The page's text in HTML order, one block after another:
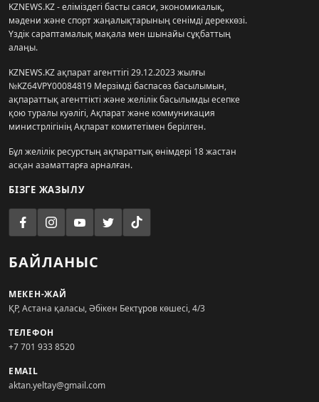
KZNEWS.KZ - еліміздегі басты саяси, экономикалық,
мәдени және спорт жаңалықтарының сенімді дереккөзі.
Үздік сараптамалық мақала мен шынайы сұқбаттың
алаңы.
KZNEWS.KZ ақпарат агенттігі 29.12.2023 жылғы
№KZ64VPY00084819 Мерзімді баспасөз басылымын,
ақпараттық агенттікті және желілік басылымды есепке
қою туралы куәлігі, Ақпарат және коммуникация
министрлігінің Ақпарат комитетімен берілген.
Бұл желілік ресурстың ақпараттық өнімдері 18 жастан
асқан азаматтарға арналған.
БІЗГЕ ЖАЗЫЛУ
БАЙЛАНЫС
МЕКЕН-ЖАЙ
ҚР, Астана қаласы, Әбікен Бектұров көшесі, 4/3
ТЕЛЕФОН
+7 701 933 8520
EMAIL
aktan.yeltay@gmail.com